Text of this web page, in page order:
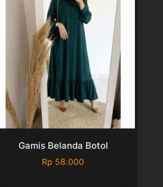
Gamis Belanda Botol
Rp 58.000